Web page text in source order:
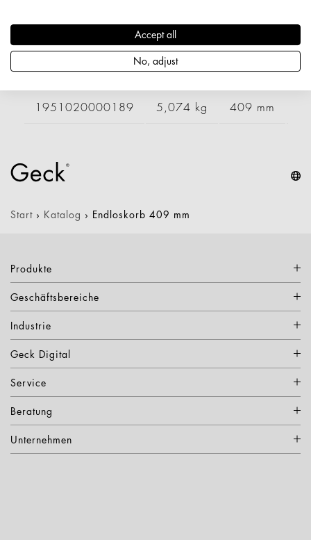
Varianten
Artikelnummer Gewicht Länge
1951020000189 5,074 kg 409 mm
Start › Katalog › Endloskorb 409 mm
Produkte
Geschäftsbereiche
Industrie
Geck Digital
Service
Beratung
Unternehmen
Accept all
No, adjust